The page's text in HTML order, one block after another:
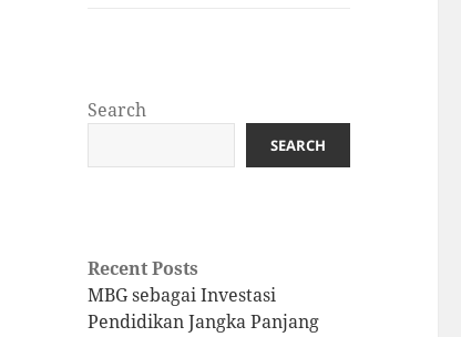
Search
SEARCH
Recent Posts
MBG sebagai Investasi
Pendidikan Jangka Panjang